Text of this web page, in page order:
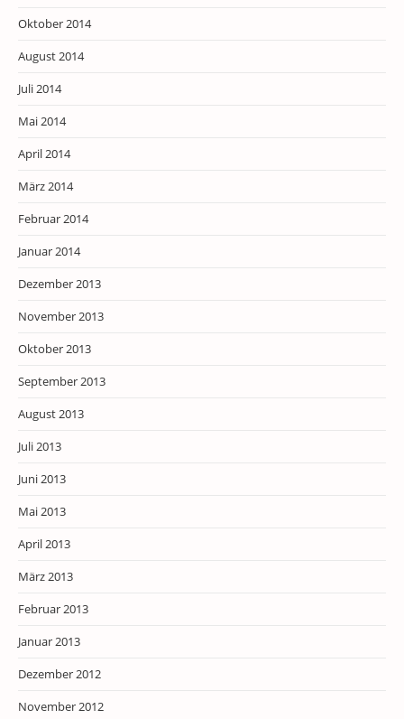
Oktober 2014
August 2014
Juli 2014
Mai 2014
April 2014
März 2014
Februar 2014
Januar 2014
Dezember 2013
November 2013
Oktober 2013
September 2013
August 2013
Juli 2013
Juni 2013
Mai 2013
April 2013
März 2013
Februar 2013
Januar 2013
Dezember 2012
November 2012